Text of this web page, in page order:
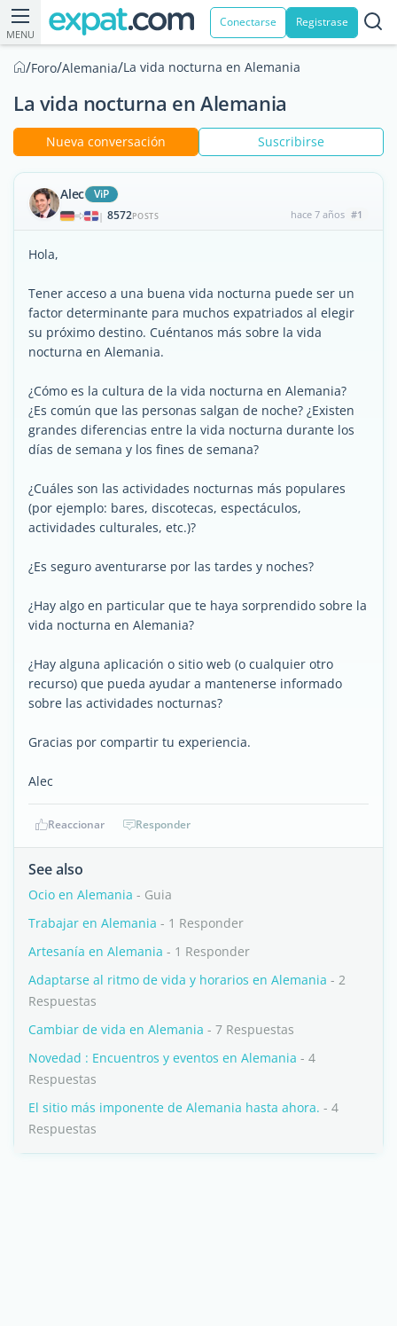
MENU
Conectarse Registrase
/Foro/Alemania/La vida nocturna en Alemania
La vida nocturna en Alemania
Nueva conversación Suscribirse
Alec ViP
| 8572POSTS hace 7 años #1
Hola,
Tener acceso a una buena vida nocturna puede ser un
factor determinante para muchos expatriados al elegir
su próximo destino. Cuéntanos más sobre la vida
nocturna en Alemania.
¿Cómo es la cultura de la vida nocturna en Alemania?
¿Es común que las personas salgan de noche? ¿Existen
grandes diferencias entre la vida nocturna durante los
días de semana y los fines de semana?
¿Cuáles son las actividades nocturnas más populares
(por ejemplo: bares, discotecas, espectáculos,
actividades culturales, etc.)?
¿Es seguro aventurarse por las tardes y noches?
¿Hay algo en particular que te haya sorprendido sobre la
vida nocturna en Alemania?
¿Hay alguna aplicación o sitio web (o cualquier otro
recurso) que pueda ayudar a mantenerse informado
sobre las actividades nocturnas?
Gracias por compartir tu experiencia.
Alec
Reaccionar Responder
See also
Ocio en Alemania - Guia
Trabajar en Alemania - 1 Responder
Artesanía en Alemania - 1 Responder
Adaptarse al ritmo de vida y horarios en Alemania - 2
Respuestas
Cambiar de vida en Alemania - 7 Respuestas
Novedad : Encuentros y eventos en Alemania - 4
Respuestas
El sitio más imponente de Alemania hasta ahora. - 4
Respuestas